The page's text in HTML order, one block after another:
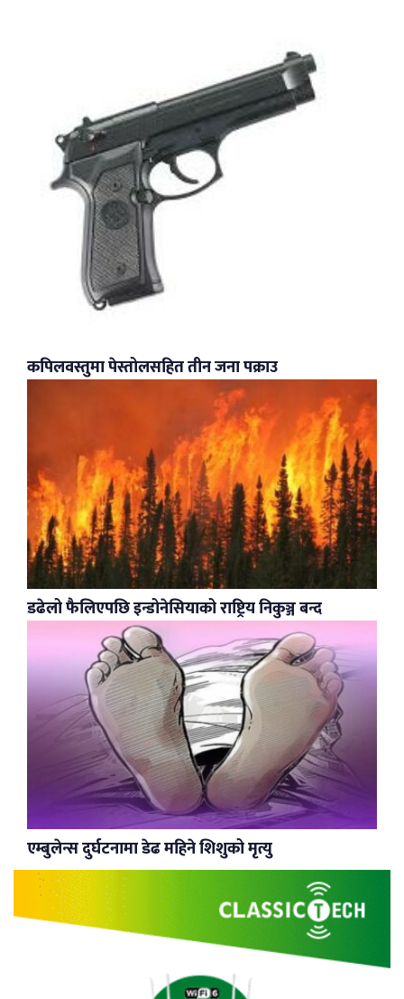
कपिलवस्तुमा पेस्तोलसहित तीन जना पक्राउ
डढेलो फैलिएपछि इन्डोनेसियाको राष्ट्रिय निकुञ्ज बन्द
एम्बुलेन्स दुर्घटनामा डेढ महिने शिशुको मृत्यु